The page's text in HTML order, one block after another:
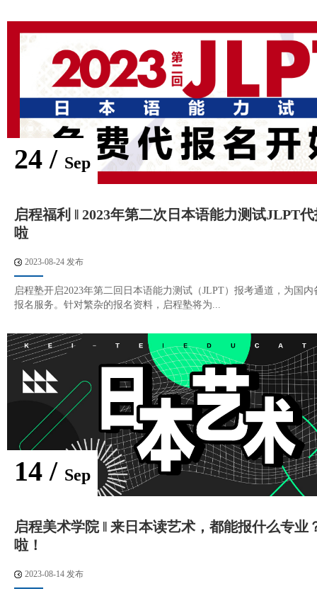
24 / Sep
启程福利 ‖ 2023年第二次日本语能力测试JLPT
啦
2023-08-24 发布
启程塾开启2023年第二回日本语能力测试（JLPT）报考通道，为国
报名服务。针对繁杂的报名资料，启程塾将为...
14 / Sep
启程美术学院 ‖ 来日本读艺术，都能报什么专业
啦！
2023-08-14 发布